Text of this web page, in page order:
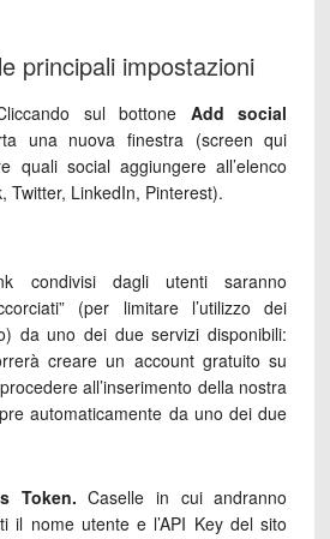
principali impostazioni
sul bottone Add social
una nuova finestra (screen qui
quali social aggiungere all’elenco
Twitter, LinkedIn, Pinterest).
condivisi dagli utenti saranno
(per limitare l’utilizzo dei
da uno dei due servizi disponibili:
creare un account gratuito su
all’inserimento della nostra
automaticamente da uno dei due
Token. Caselle in cui andranno
il nome utente e l’API Key del sito